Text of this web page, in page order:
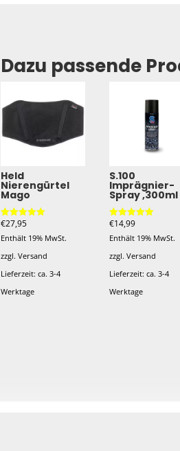
Dazu passende
Held
Nierengürtel
Mago
Bewertet mit
von 5
€27,95
Enthält 19% MwSt.
zzgl. Versand
Lieferzeit: ca. 3-4
Werktage
S.100
Imprägnier-
Spray ,300ml
Bewertet mit
von 5
€14,99
Enthält 19% MwSt.
zzgl. Versand
Lieferzeit: ca. 3-4
Werktage